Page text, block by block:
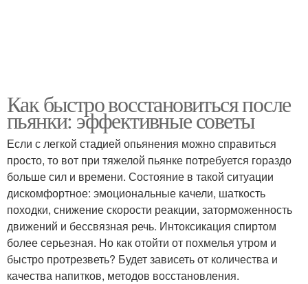
Как быстро восстановиться после
пьянки: эффективные советы
Если с легкой стадией опьянения можно справиться
просто, то вот при тяжелой пьянке потребуется гораздо
больше сил и времени. Состояние в такой ситуации
дискомфортное: эмоциональные качели, шаткость
походки, снижение скорости реакции, заторможенность
движений и бессвязная речь. Интоксикация спиртом
более серьезная. Но как отойти от похмелья утром и
быстро протрезветь? Будет зависеть от количества и
качества напитков, методов восстановления.